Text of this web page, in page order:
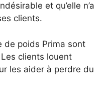
et qu’elle n’a
clients.
de poids Prima sont
clients louent
les aider à perdre du